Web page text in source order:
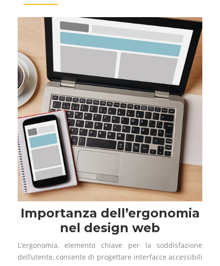
Importanza dell’ergonomia
nel design web
L’ergonomia, elemento chiave per la soddisfazione
dell’utente, consente di progettare interfacce accessibili